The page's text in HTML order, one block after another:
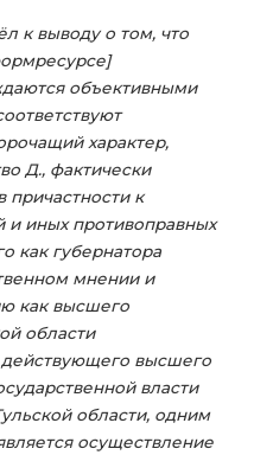
к выводу о том, что
объективными
характер,
Д., фактически
причастности к
иных противоправных
как губернатора
мнении и
как высшего
области
действующего высшего
власти
области, одним
осуществление